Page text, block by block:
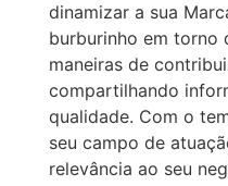
dinamizar a sua
burburinho em torno
maneiras de
compartilhando
qualidade. Com o
seu campo de
relevância ao seu